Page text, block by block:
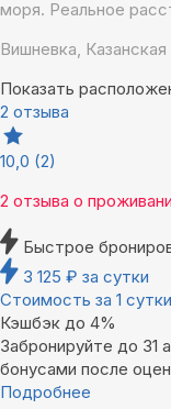
моря. Реальное
Вишневка, Казанская
Показать
2 отзыва
10,0 (2)
2 отзыва о
Быстрое
3 125 ₽ за сутки
Стоимость за 1
Кэшбэк до 4%
Забронируйте до 31
бонусами после
Подробнее